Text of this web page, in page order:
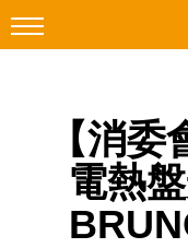
Facebook
科技焦點
網絡生活
【消
電熱